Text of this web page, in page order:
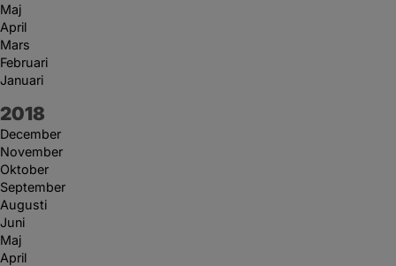
Maj
April
Mars
Februari
Januari
År:
2018
December
November
Oktober
September
Augusti
Juni
Maj
April